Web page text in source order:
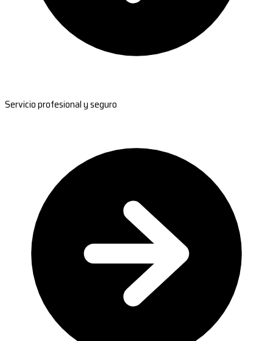
Servicio profesional y seguro